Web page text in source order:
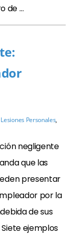
de …
Lesiones Personales,
negligente
que las
presentar
por la
de sus
ejemplos